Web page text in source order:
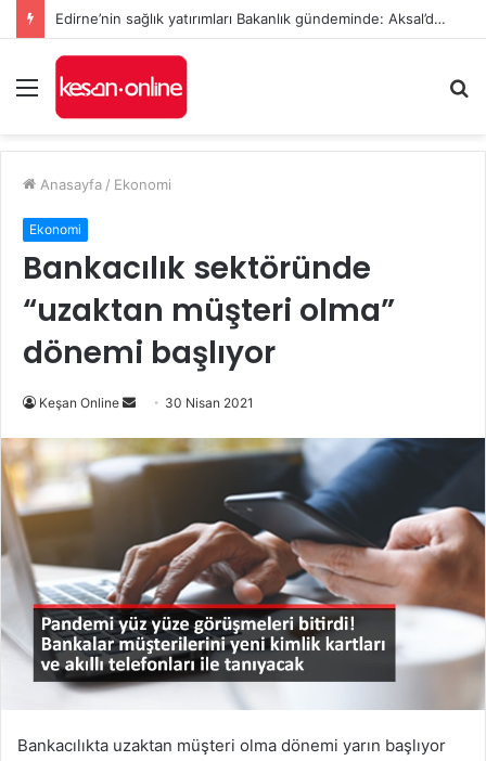
Edirne’nin sağlık yatırımları Bakanlık gündeminde: Aksal’dan Keşan için iki önemli talep
Menü
...
Anasayfa / Ekonomi
Ekonomi
Bankacılık sektöründe
“uzaktan müşteri olma”
dönemi başlıyor
Keşan Online
Bir
posta
göndermek
30 Nisan 2021
Bankacılıkta uzaktan müşteri olma dönemi yarın başlıyor